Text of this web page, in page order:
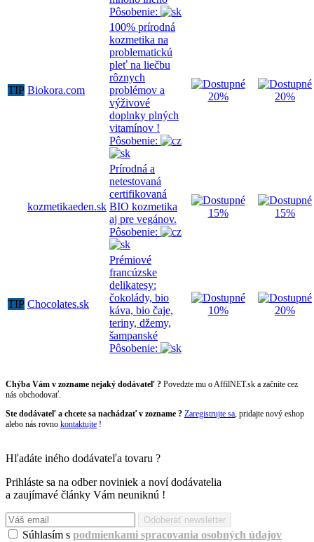
Pôsobenie:
TIP Biokora.com
100% prírodná
kozmetika na
problematickú
pleť na liečbu
rôznych
problémov a
výživové
doplnky plných
vitamínov !
Pôsobenie:
20% 20%
kozmetikaeden.sk
Prírodná a
netestovaná
certifikovaná
BIO kozmetika
aj pre vegánov.
Pôsobenie:
15% 15%
TIP Chocolates.sk
Prémiové
francúzske
delikatesy:
čokolády, bio
káva, bio čaje,
teriny, džemy,
šampanské
Pôsobenie:
10% 20%
Chýba Vám v zozname nejaký dodávateľ ? Povedzte mu o AffilNET.sk a začnite cez
nás obchodovať.
Ste dodávateľ a chcete sa nachádzať v zozname ? Zaregistrujte sa, pridajte nový eshop
alebo nás rovno kontaktujte !
Hľadáte iného dodávateľa tovaru ?
Prihláste sa na odber noviniek a noví dodávatelia
a zaujímavé články Vám neuniknú !
Súhlasím s podmienkami spracovania osobných údajov